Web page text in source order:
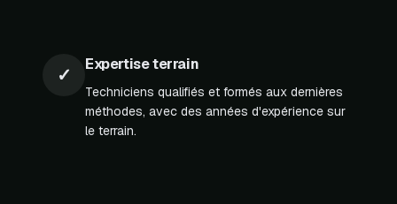
✓ Expertise terrain
Techniciens qualifiés et formés aux dernières
méthodes, avec des années d'expérience sur
le terrain.